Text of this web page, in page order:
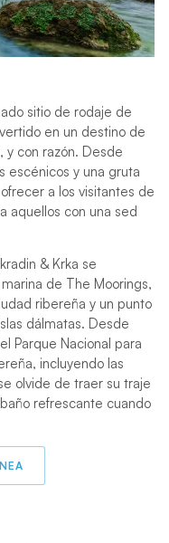
sitio de rodaje de
en un destino de
y con razón. Desde
escénicos y una gruta
a los visitantes de
aquellos con una sed
& Krka se
de The Moorings,
ribereña y un punto
dálmatas. Desde
Parque Nacional para
incluyendo las
olvide de traer su traje
refrescante cuando